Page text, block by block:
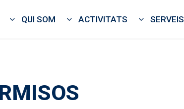
QUI SOM ACTIVITATS SERVEIS